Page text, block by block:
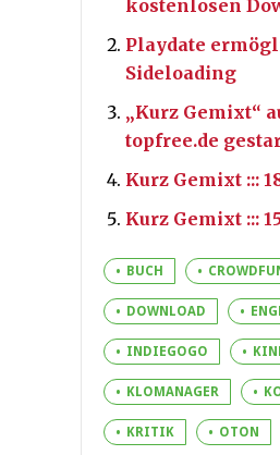
kostenlosen
Playdate
Sideloading
„Kurz Gemixt“
topfree.de
Kurz Gemixt :::
Kurz Gemixt :::
BUCH
DOWNLOAD
INDIEGOGO
KLOMANAGER
KRITIK OTON